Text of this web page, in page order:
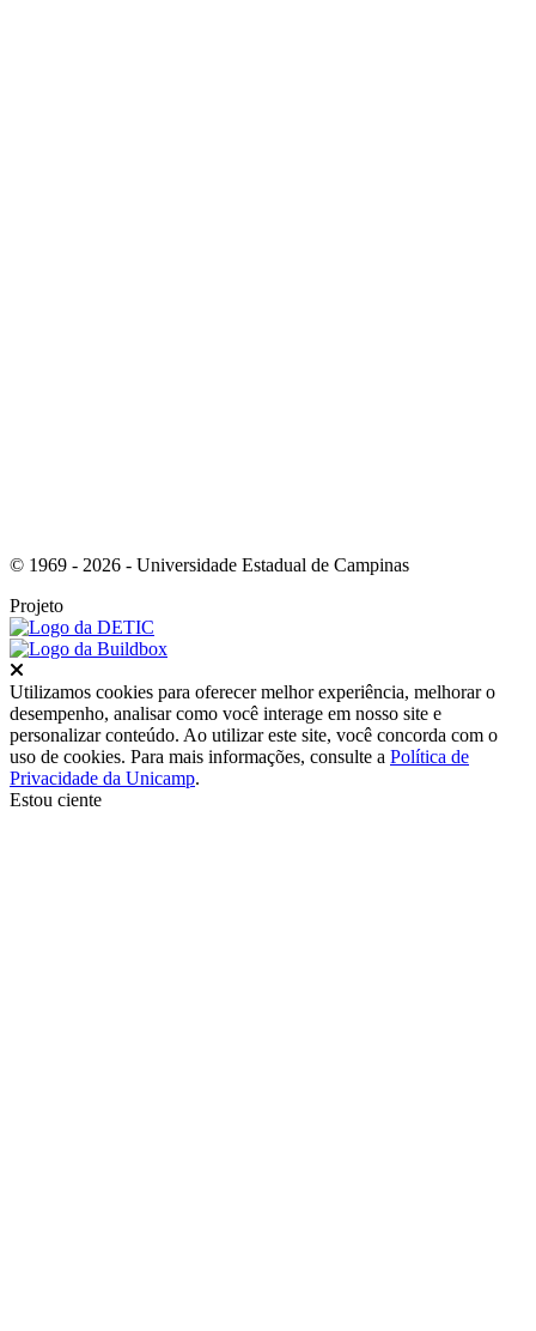
© 1969 - 2026 - Universidade Estadual de Campinas
Projeto
Utilizamos cookies para oferecer melhor experiência, melhorar o
desempenho, analisar como você interage em nosso site e
personalizar conteúdo. Ao utilizar este site, você concorda com o
uso de cookies. Para mais informações, consulte a Política de
Privacidade da Unicamp.
Estou ciente